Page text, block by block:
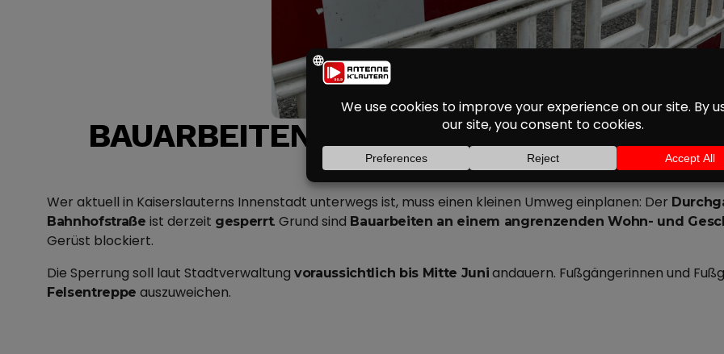
BAUARBEITEN IN DER INNENSTADT:
KAFFEETREPPE
Wer aktuell in Kaiserslauterns Innenstadt unterwegs ist, muss einen kleinen Umweg einplanen: Der
Bahnhofstraße ist derzeit gesperrt. Grund sind Bauarbeiten an einem angrenzenden Wohn- und
Gerüst blockiert.
Die Sperrung soll laut Stadtverwaltung voraussichtlich bis Mitte Juni andauern. Fußgängerinnen und
Felsentreppe auszuweichen.